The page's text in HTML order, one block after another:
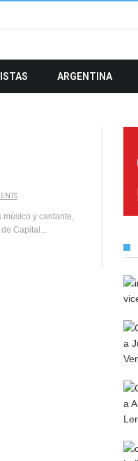
ARGENTINA
músico y cantante,
Capital...